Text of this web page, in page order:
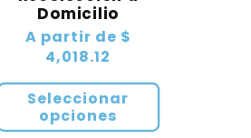
Domicilio
Precio
habitual
A partir de $
4,018.12
Seleccionar
opciones